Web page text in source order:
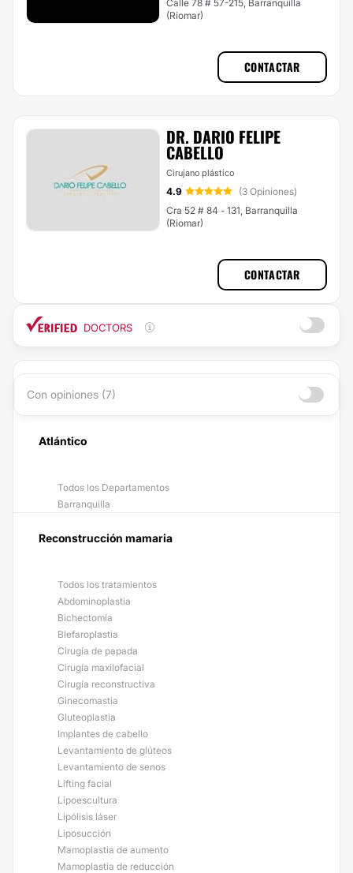
Calle 78 # 57-215, Barranquilla
(Riomar)
CONTACTAR
DR. DARIO FELIPE
CABELLO
Cirujano plástico
4.9
(3 Opiniones)
Cra 52 # 84 - 131, Barranquilla
(Riomar)
CONTACTAR
DOCTORS
Con opiniones (7)
Atlántico
Todos los Departamentos
Barranquilla
Reconstrucción mamaria
Todos los tratamientos
Abdominoplastia
Bichectomía
Blefaroplastia
Cirugía de papada
Cirugía maxilofacial
Cirugía reconstructiva
Ginecomastia
Gluteoplastia
Implantes de cabello
Levantamiento de glúteos
Levantamiento de senos
Lifting facial
Lipoescultura
Lipólisis láser
Liposucción
Mamoplastia de aumento
Mamoplastia de reducción